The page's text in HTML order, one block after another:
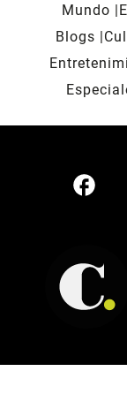
Mundo
Blogs